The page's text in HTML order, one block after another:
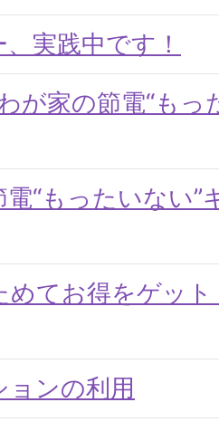
実践中です！
が家の節電“もっ
電“もったいない
めてお得をゲッ
ンの利用